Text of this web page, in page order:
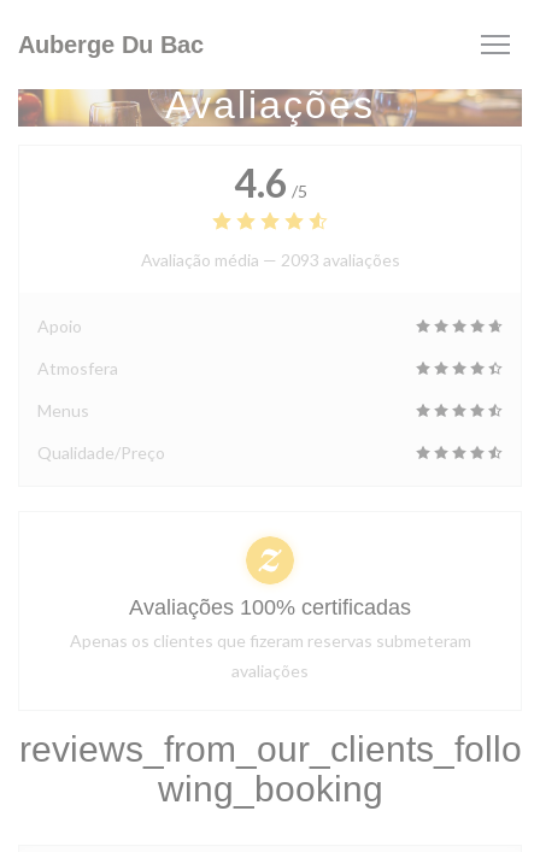
Auberge Du Bac
Avaliações
reviews_from_our_clients_follo
wing_booking
4.6 /5
Avaliação média — 2093 avaliações
Apoio
Atmosfera
Menus
Qualidade/Preço
Avaliações 100% certificadas
Apenas os clientes que fizeram reservas submeteram
avaliações